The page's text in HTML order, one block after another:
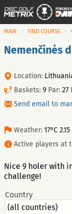
MAIN FIND COURSE
Nemenčinės
Location:
Baskets: 9 Par: 27
Send email to
Weather: 17°C
Active players at
Nice 9 holer with
challenge!
Country